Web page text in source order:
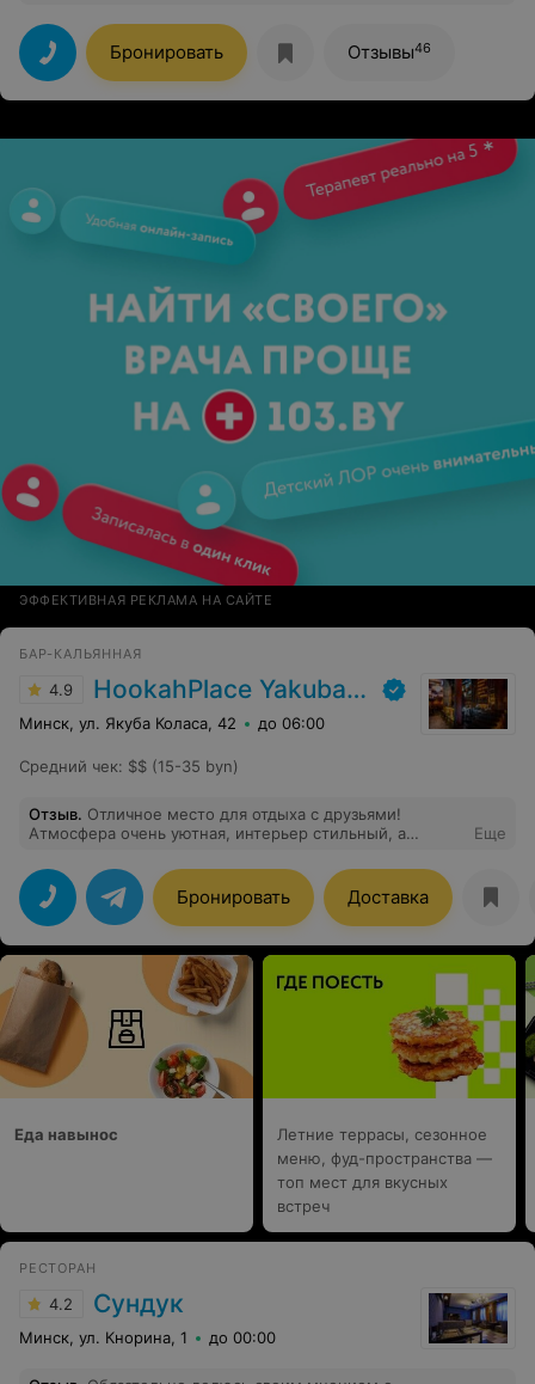
Спокойная музыка, точно подойдёт место для
укромных свиданий. Нет задымленности,
приглушенный свет. Сервис на отлично!
Бронировать Отзывы46
ЭФФЕКТИВНАЯ РЕКЛАМА НА САЙТЕ
БАР-КАЛЬЯННАЯ
4.9 HookahPlace Yakuba Kolasa
Минск, ул. Якуба Коласа, 42 до 06:00
Средний чек: $$ (15-35 byn)
Отзыв. Отличное место для отдыха с друзьями!
Атмосфера очень уютная, интерьер стильный, а
высшем уровне: дымные, с насыщенным вкусом,
мастера идеально угадывают пожелания. Персонал
вежливый и внимательный. Также порадовали
авторские коктейли и неплохая кухня. Обязательно
вернусь еще раз!
Еще
Бронировать Доставка
Еда навынос
Летние террасы, сезонное
меню, фуд-пространства —
топ мест для вкусных
встреч
РЕСТОРАН
4.2 Сундук
Минск, ул. Кнорина, 1 до 00:00